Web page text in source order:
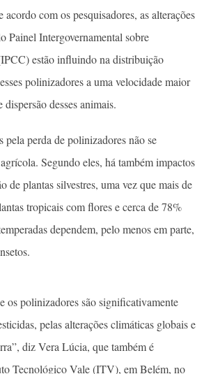
acordo com os pesquisadores, as alterações
Painel Intergovernamental sobre
estão influindo na distribuição
polinizadores a uma velocidade maior
desses animais.
pela perda de polinizadores não se
Segundo eles, há também impactos
de plantas silvestres, uma vez que mais de
tropicais com flores e cerca de 78%
dependem, pelo menos em parte,
os polinizadores são significativamente
pelas alterações climáticas globais e
diz Vera Lúcia, que também é
Tecnológico Vale (ITV), em Belém, no